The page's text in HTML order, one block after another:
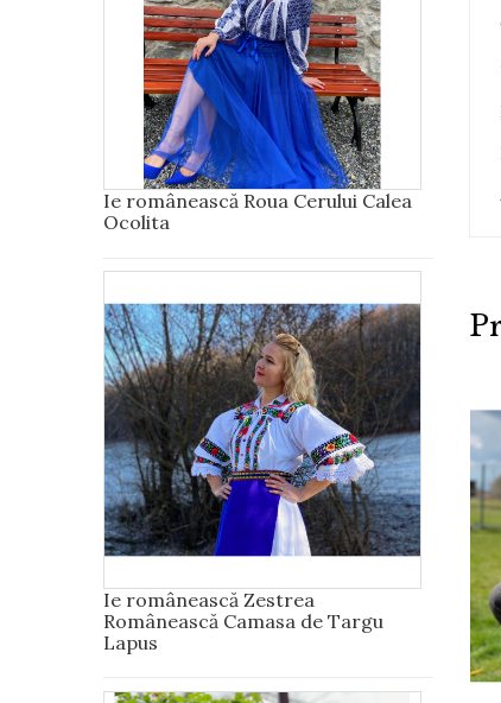
Ie românească Roua Cerului Calea
Ocolita
Ie românească Zestrea
Românească Camasa de Targu
Lapus